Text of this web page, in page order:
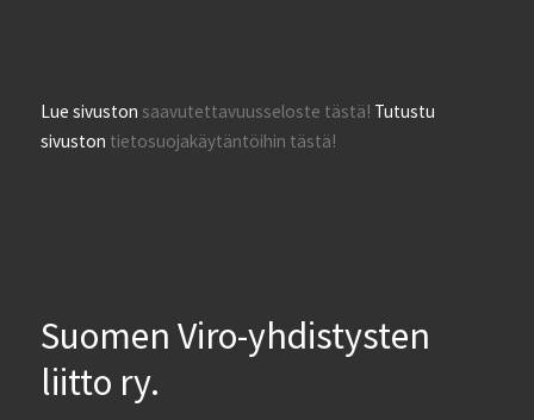
Lue sivustonsaavutettavuusseloste tästä! Tutustu
sivuston tietosuojakäytäntöihin tästä!
Suomen Viro-yhdistysten
liitto ry.